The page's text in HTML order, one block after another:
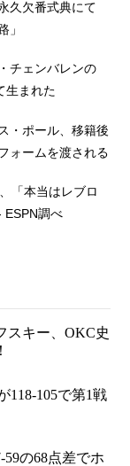
久欠番式典にて
」
チェンバレンの
生まれた
・ポール、移籍後
ォームを渡される
「本当はレブロ
ESPN調べ
スキー、OKC史
118-105で第1戦
の68点差でホ